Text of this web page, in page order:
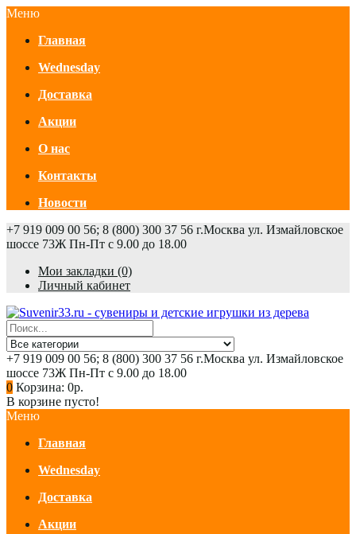
Меню
Главная
Wednesday
Доставка
Акции
О нас
Контакты
Новости
+7 919 009 00 56; 8 (800) 300 37 56 г.Москва ул. Измайловское
шоссе 73Ж Пн-Пт с 9.00 до 18.00
Мои закладки (0)
Личный кабинет
+7 919 009 00 56; 8 (800) 300 37 56 г.Москва ул. Измайловское
шоссе 73Ж Пн-Пт с 9.00 до 18.00
0 Корзина: 0р.
В корзине пусто!
Меню
Главная
Wednesday
Доставка
Акции